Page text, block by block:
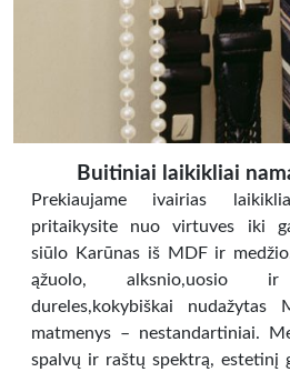
Buitiniai laikikliai
Prekiaujame ivairias
pritaikysite nuo virtuves iki
siūlo Karūnas iš MDF ir
ąžuolo, alksnio,uosio
dureles,kokybiškai nudažytas
matmenys – nestandartiniai.
spalvų ir raštų spektrą, estetinį